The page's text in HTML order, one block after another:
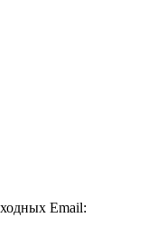
Email: